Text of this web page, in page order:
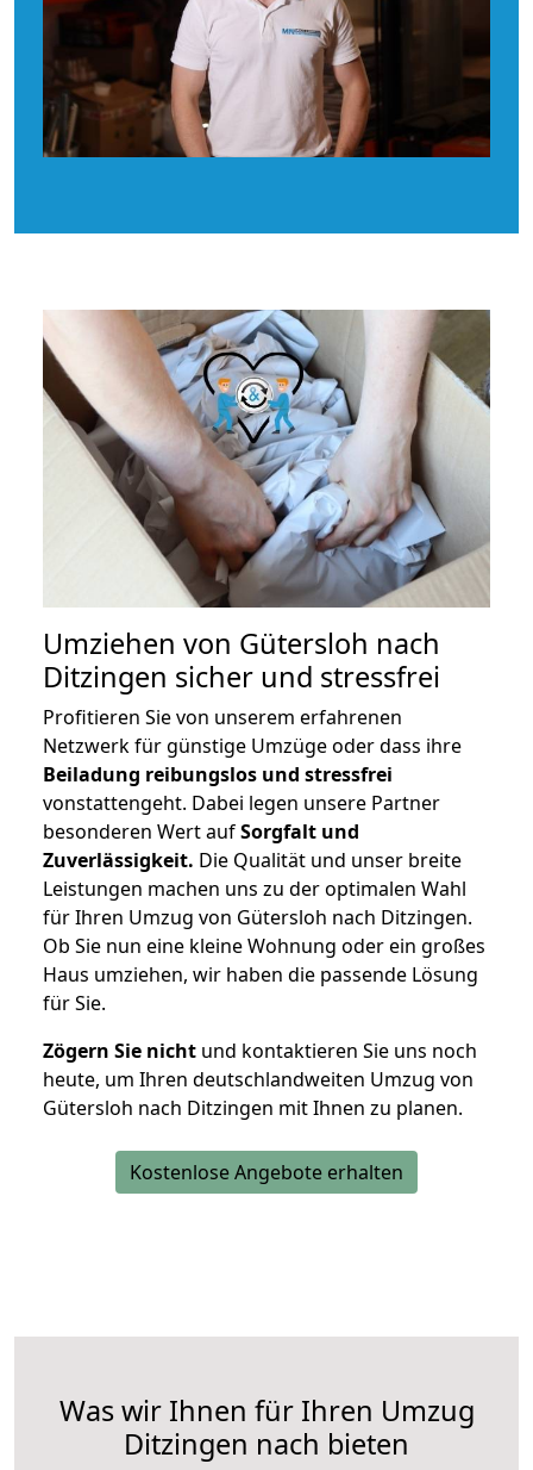
Umziehen von Gütersloh nach
Ditzingen sicher und stressfrei
Profitieren Sie von unserem erfahrenen
Netzwerk für günstige Umzüge oder dass ihre
Beiladung reibungslos und stressfrei
vonstattengeht. Dabei legen unsere Partner
besonderen Wert aufSorgfalt und
Zuverlässigkeit. Die Qualität und unser breite
Leistungen machen uns zu der optimalen Wahl
für Ihren Umzug von Gütersloh nach Ditzingen.
Ob Sie nun eine kleine Wohnung oder ein großes
Haus umziehen, wir haben die passende Lösung
für Sie.
Zögern Sie nicht und kontaktieren Sie uns noch
heute, um Ihren deutschlandweiten Umzug von
Gütersloh nach Ditzingen mit Ihnen zu planen.
Kostenlose Angebote erhalten
Was wir Ihnen für Ihren Umzug
Ditzingen nach bieten